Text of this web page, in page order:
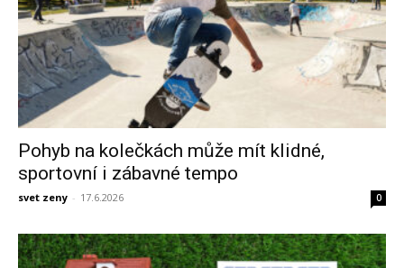
Pohyb na kolečkách může mít klidné,
sportovní i zábavné tempo
svet zeny - 17.6.2026 0